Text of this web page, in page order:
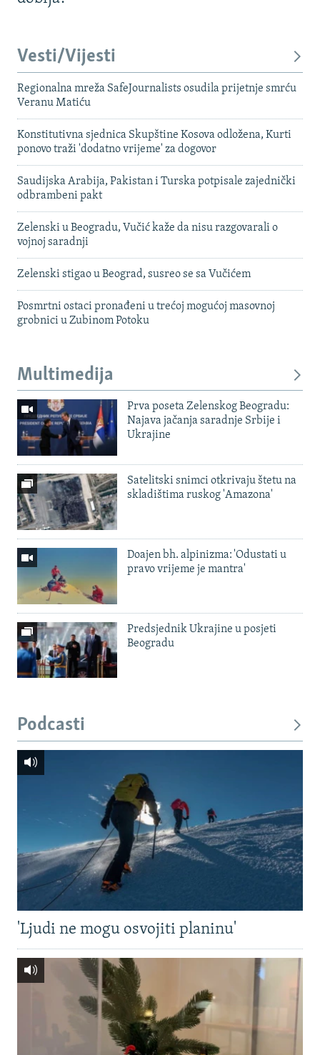
Vesti/Vijesti
Regionalna mreža SafeJournalists osudila prijetnje smrću
Veranu Matiću
Konstitutivna sjednica Skupštine Kosova odložena, Kurti
ponovo traži 'dodatno vrijeme' za dogovor
Saudijska Arabija, Pakistan i Turska potpisale zajednički
odbrambeni pakt
Zelenski u Beogradu, Vučić kaže da nisu razgovarali o
vojnoj saradnji
Zelenski stigao u Beograd, susreo se sa Vučićem
Posmrtni ostaci pronađeni u trećoj mogućoj masovnoj
grobnici u Zubinom Potoku
Multimedija
Prva poseta Zelenskog Beogradu:
Najava jačanja saradnje Srbije i
Ukrajine
Satelitski snimci otkrivaju štetu na
skladištima ruskog 'Amazona'
Doajen bh. alpinizma: 'Odustati u
pravo vrijeme je mantra'
Predsjednik Ukrajine u posjeti
Beogradu
Podcasti
'Ljudi ne mogu osvojiti planinu'